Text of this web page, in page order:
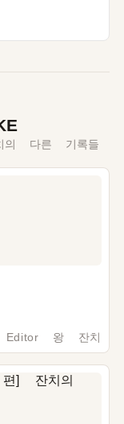
다른 기록들
Editor 왕 잔치